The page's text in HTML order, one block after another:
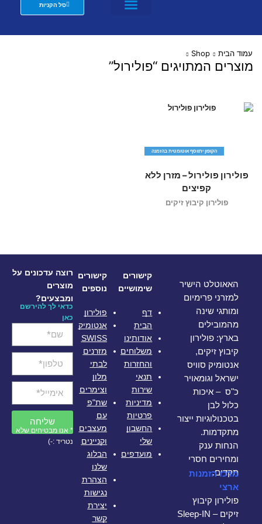
סל הקניות
עמוד הבית Shop
מוצרים המתויגים “פולירול”
הקופון יתווסף אוטומטית בהזמנה
פולירון פולירול – מזרן ללא
קפיצים
פולירון קיבוץ זיקים
האאוטלט הישיר
למזרני פרימיום
ומותגי שינה
מהמובילים
בארץ: פולירון
קיבוץ זיקים,
אנטומיק סוויס
ישראל וגומאויר
כ"ס – איכות
כלול לבן
בטכנולוגיות ייצור
מתקדמות.
הנחות ענק
ומחירים חסרי
תקדים.
מרכז הזמנות
ארצי
פולירון קיבוץ
זיקים – Sleep-IN
קישורים
שימושיים
דף
הבית
אודותינו
משלוחים
והחזרות
תנאי
שירות
מדיניות
פרטיות
החשבון
שלי
מועדפים
קישורים
נוספים
פולירון
אנטומיק
SWISS
מזרנים
לבתי
מלון
וצימרים
שת"פ
עם
מעצבים
וקניינים
הבלוג
שלנו
הצהרת
נגישות
יצירת
קשר
רוצה עדכונים על
מוצרים
ומבצעים?
כדאי לך להירשם
כאן
שליחה
* אנו מבטיחים שלא
נטריד :-)